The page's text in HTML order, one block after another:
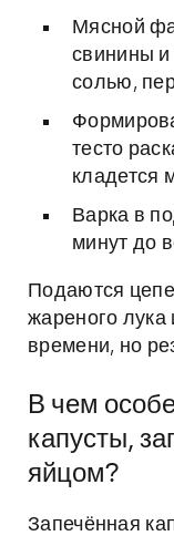
Мясной
свинины
солью,
тесто
кладется
Варка в
минут до
Подаются
жареного лука
времени, но
В чем
капусты,
яйцом?
Запечённая